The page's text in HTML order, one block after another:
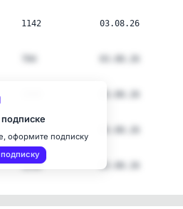
1142 03.08.26
1236 03.08.26
оформите подписку